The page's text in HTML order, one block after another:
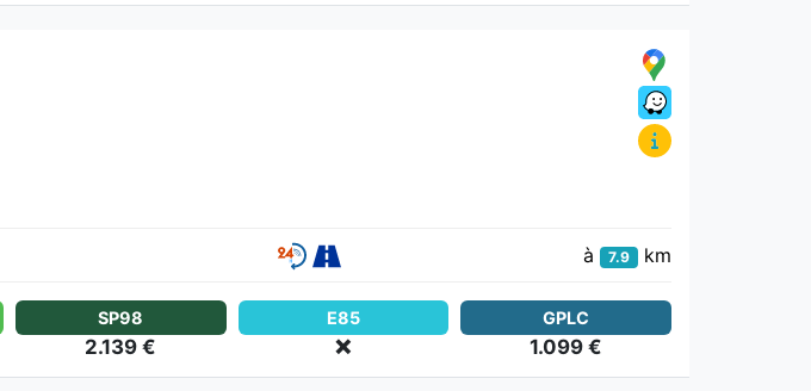
à 7.9 km
SP98
2.139 €
E85
❌
GPLC
1.099 €